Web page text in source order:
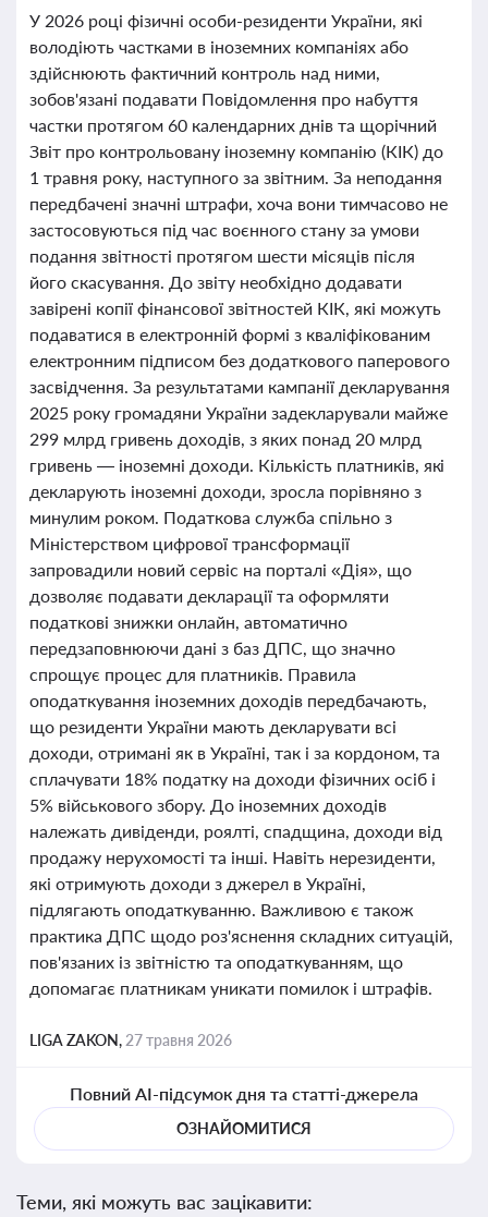
У 2026 році фізичні особи-резиденти України, які
володіють частками в іноземних компаніях або
здійснюють фактичний контроль над ними,
зобов'язані подавати Повідомлення про набуття
частки протягом 60 календарних днів та щорічний
Звіт про контрольовану іноземну компанію (КІК) до
1 травня року, наступного за звітним. За неподання
передбачені значні штрафи, хоча вони тимчасово не
застосовуються під час воєнного стану за умови
подання звітності протягом шести місяців після
його скасування. До звіту необхідно додавати
завірені копії фінансової звітностей КІК, які можуть
подаватися в електронній формі з кваліфікованим
електронним підписом без додаткового паперового
засвідчення. За результатами кампанії декларування
2025 року громадяни України задекларували майже
299 млрд гривень доходів, з яких понад 20 млрд
гривень — іноземні доходи. Кількість платників, які
декларують іноземні доходи, зросла порівняно з
минулим роком. Податкова служба спільно з
Міністерством цифрової трансформації
запровадили новий сервіс на порталі «Дія», що
дозволяє подавати декларації та оформляти
податкові знижки онлайн, автоматично
передзаповнюючи дані з баз ДПС, що значно
спрощує процес для платників. Правила
оподаткування іноземних доходів передбачають,
що резиденти України мають декларувати всі
доходи, отримані як в Україні, так і за кордоном, та
сплачувати 18% податку на доходи фізичних осіб і
5% військового збору. До іноземних доходів
належать дивіденди, роялті, спадщина, доходи від
продажу нерухомості та інші. Навіть нерезиденти,
які отримують доходи з джерел в Україні,
підлягають оподаткуванню. Важливою є також
практика ДПС щодо роз'яснення складних ситуацій,
пов'язаних із звітністю та оподаткуванням, що
допомагає платникам уникати помилок і штрафів.
LIGA ZAKON, 27 травня 2026
Повний AI-підсумок дня та статті-джерела
ОЗНАЙОМИТИСЯ
Теми, які можуть вас зацікавити: